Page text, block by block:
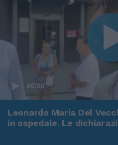
00:00
Leonardo Maria Del
in ospedale. Le